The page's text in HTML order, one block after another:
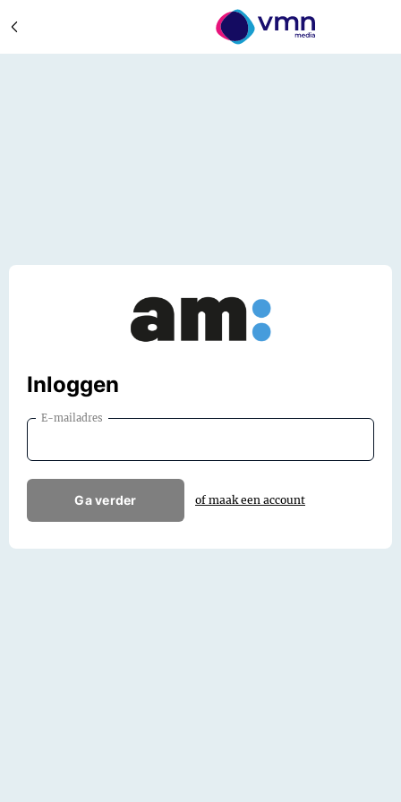
Inloggen
E-mailadres
Ga verder of maak een account